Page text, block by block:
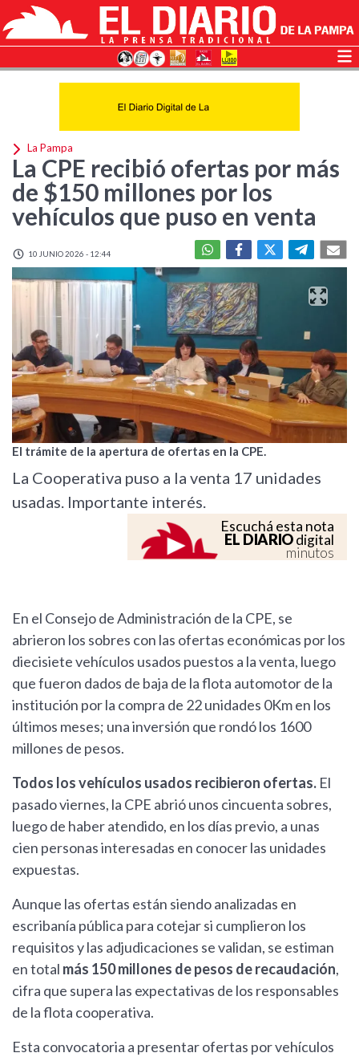
La Pampa
La CPE recibió ofertas por más
de $150 millones por los
vehículos que puso en venta
10 JUNIO 2026 - 12:44
El trámite de la apertura de ofertas en la CPE.
La Cooperativa puso a la venta 17 unidades
usadas. Importante interés.
Escuchá esta nota
EL DIARIOdigital
minutos
En el Consejo de Administración de la CPE, se
abrieron los sobres con las ofertas económicas por los
diecisiete vehículos usados puestos a la venta, luego
que fueron dados de baja de la flota automotor de la
institución por la compra de 22 unidades 0Km en los
últimos meses; una inversión que rondó los 1600
millones de pesos.
Todos los vehículos usados recibieron ofertas. El
pasado viernes, la CPE abrió unos cincuenta sobres,
luego de haber atendido, en los días previo, a unas
cien personas interesadas en conocer las unidades
expuestas.
Aunque las ofertas están siendo analizadas en
escribanía pública para cotejar si cumplieron los
requisitos y las adjudicaciones se validan, se estiman
en total más 150 millones de pesos de recaudación,
cifra que supera las expectativas de los responsables
de la flota cooperativa.
Esta convocatoria a presentar ofertas por vehículos